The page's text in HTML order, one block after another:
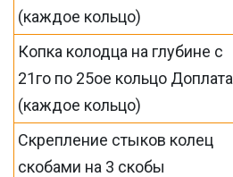
(каждое кольцо)
Копка колодца на глубине с
21го по 25ое кольцо Доплата
(каждое кольцо)
Скрепление стыков колец
скобами на 3 скобы